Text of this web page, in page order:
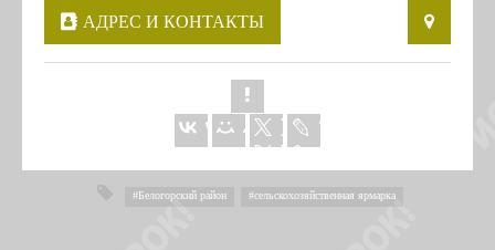
АДРЕС И КОНТАКТЫ
Белогорский район сельскохозяйственная ярмарка